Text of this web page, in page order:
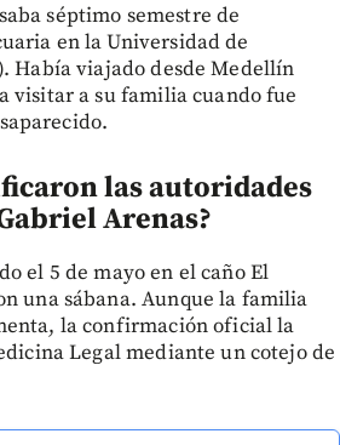
séptimo semestre de
en la Universidad de
Había viajado desde Medellín
visitar a su familia cuando fue
las autoridades
Arenas?
el 5 de mayo en el caño El
una sábana. Aunque la familia
la confirmación oficial la
Legal mediante un cotejo de